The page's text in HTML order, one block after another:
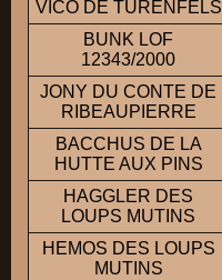
VICO DE TURENFELS
BUNK LOF
12343/2000
JONY DU CONTE DE
RIBEAUPIERRE
BACCHUS DE LA
HUTTE AUX PINS
HAGGLER DES
LOUPS MUTINS
HEMOS DES LOUPS
MUTINS